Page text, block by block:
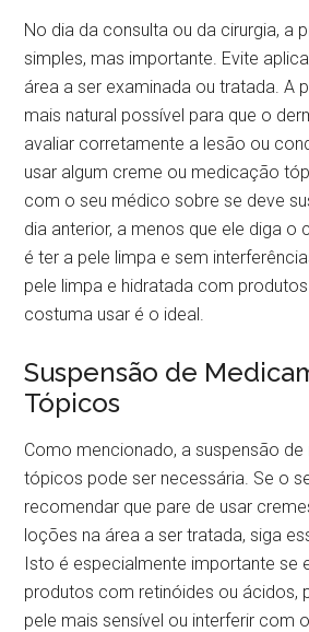
No dia da consulta ou da cirurgia, a
simples, mas importante. Evite
área a ser examinada ou tratada. A
mais natural possível para que o
avaliar corretamente a lesão ou
usar algum creme ou medicação
com o seu médico sobre se deve
dia anterior, a menos que ele diga o
é ter a pele limpa e sem
pele limpa e hidratada com
costuma usar é o ideal.
Suspensão de
Tópicos
Como mencionado, a suspensão
tópicos pode ser necessária. Se o
recomendar que pare de usar
loções na área a ser tratada, siga
Isto é especialmente importante se
produtos com retinóides ou ácidos,
pele mais sensível ou interferir com